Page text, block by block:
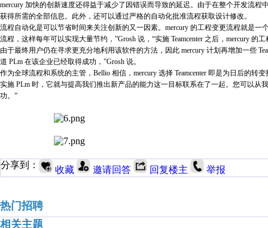
mercury 加快的创新速度还得益于减少了因错误而导致的延迟。由于在整个开发流
获得所需的全部信息。此外，还可以通过严格的自动化批准流程获取设计修改。
流程自动化是可以节省时间来关注创新的又一因素。mercury 的工程变更流程就是一
流程，这样每年可以实现大量节约，”Grosh 说，“实施 Teamcenter 之后，mercury
由于最终用户仍在寻求更充分地利用该软件的方法，因此 mercury 计划再增加一些
道 PLm 在该企业已经取得成功，”Grosh 说。
作为全球流程和系统的主管，Bellio 相信，mercury 选择 Teamcenter 即是为日后的
实施 PLm 时，它就与提高我们推出新产品的能力这一目标联系在了一起。您可以从
功。”
分享到： 收藏 邀请回答 回复楼主 举报
热门招聘
相关主题